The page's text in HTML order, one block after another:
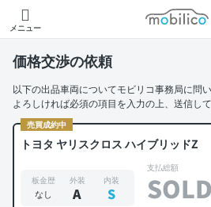
メニュー
モビリコ
価格交渉の依頼
以下の出品車両についてモビリコ事務局に問い
よろしければ必須の項目を入力の上、送信して
売買成約中
トヨタ ヤリスクロス ハイブリッドZ
板金歴
なし
外装
A
内装
S
支払総額